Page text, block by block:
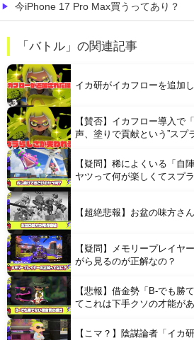
今iPhone 17 Pro Max買うってあり？
【悲報】 昭和、やばすぎる 昔は良かっ
Powered by livedoor 相互RSS
「バトル」の関連記事
イカ研がイカフローを追加
【賛否】イカフロー導入で
声、塗りで貢献という”スプ
【疑問】稀によくいる「自
ヤツって何が楽しくてスプ
【超絶悲報】お盆の味方さ
【疑問】メモリープレイヤ
がら見るのが正解なの？
【悲報】借金勢「B-でも勝
てこれは下手クソの才能があ
【こマ？】陰謀論者「イカ